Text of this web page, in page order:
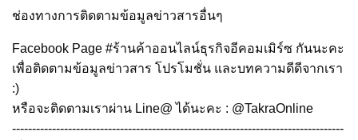
ช่องทางการติดตามข้อมูลข่าวสารอื่นๆ
Facebook Page #ร้านค้าออนไลน์ธุรกิจอีคอมเมิร์ซ กันนะคะ
เพื่อติดตามข้อมูลข่าวสาร โปรโมชั่น และบทความดีดีจากเรา
:)
หรือจะติดตามเราผ่าน Line@ ได้นะคะ : @TakraOnline
-----------------------------------------------------------------------------------